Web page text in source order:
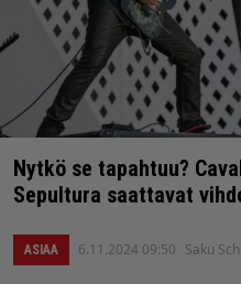
Nytkö se tapahtuu?
Sepultura saattavat
ASIAA 6.11.2024 09:50 Saku